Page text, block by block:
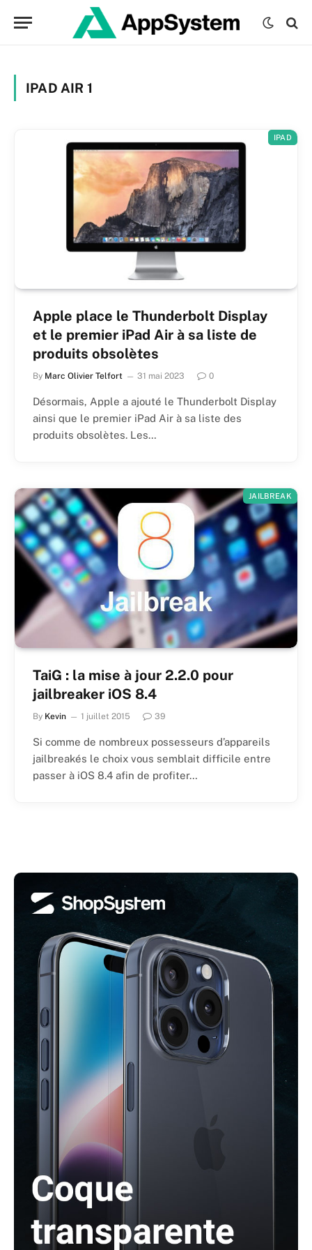
IPAD AIR 1
IPAD
Apple place le Thunderbolt Display
et le premier iPad Air à sa liste de
produits obsolètes
By Marc Olivier Telfort 31 mai 2023 0
Désormais, Apple a ajouté le Thunderbolt Display
ainsi que le premier iPad Air à sa liste des
produits obsolètes. Les…
JAILBREAK
TaiG : la mise à jour 2.2.0 pour
jailbreaker iOS 8.4
By Kevin 1 juillet 2015 39
Si comme de nombreux possesseurs d’appareils
jailbreakés le choix vous semblait difficile entre
passer à iOS 8.4 afin de profiter…